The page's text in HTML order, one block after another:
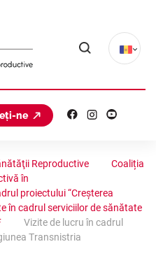
FONDATORII
PLANIFICAREA
AVORT ÎN
PROIECTE
ne
Reproductive
Coaliția
în
proiectului “Creșterea
în cadrul serviciilor de sănătate
Vizite de lucru în cadrul
Transnistria